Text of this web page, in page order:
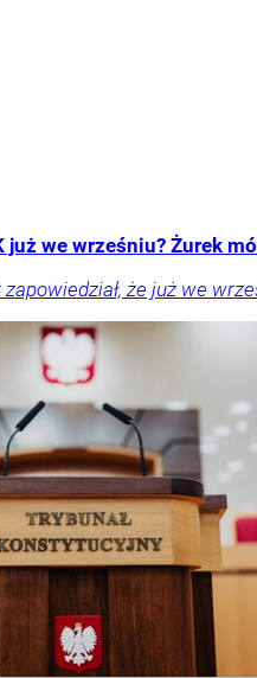
już we wrześniu? Żurek
że już we